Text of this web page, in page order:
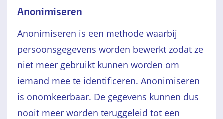
Anonimiseren
Anonimiseren is een methode waarbij
persoonsgegevens worden bewerkt zodat ze
niet meer gebruikt kunnen worden om
iemand mee te identificeren. Anonimiseren
is onomkeerbaar. De gegevens kunnen dus
nooit meer worden teruggeleid tot een